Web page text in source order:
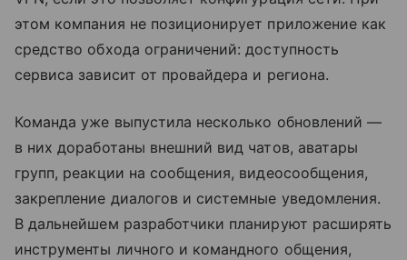
этом компания не позиционирует приложение как
средство обхода ограничений: доступность
сервиса зависит от провайдера и региона.
Команда уже выпустила несколько обновлений —
в них доработаны внешний вид чатов, аватары
групп, реакции на сообщения, видеосообщения,
закрепление диалогов и системные уведомления.
В дальнейшем разработчики планируют расширять
инструменты личного и командного общения,